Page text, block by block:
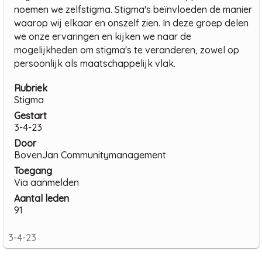
noemen we zelfstigma. Stigma's beïnvloeden de manier
waarop wij elkaar en onszelf zien. In deze groep delen
we onze ervaringen en kijken we naar de
mogelijkheden om stigma's te veranderen, zowel op
persoonlijk als maatschappelijk vlak.
Rubriek
Stigma
Gestart
3-4-23
Door
BovenJan Communitymanagement
Toegang
Via aanmelden
Aantal leden
91
3-4-23